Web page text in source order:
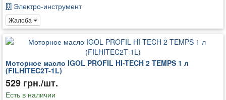
Электро-инструмент
Жалоба
Моторное масло IGOL PROFIL HI-TECH 2 TEMPS 1 л
(FILHITEC2T-1L)
529 грн./шт.
Есть в наличии